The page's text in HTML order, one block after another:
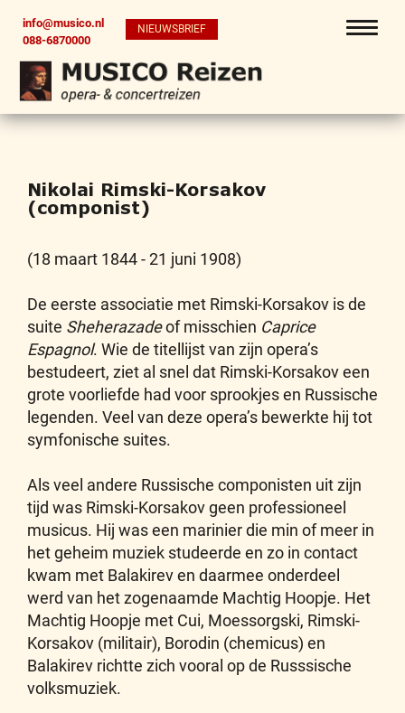
info@musico.nl
088-6870000
NIEUWSBRIEF
Nikolai Rimski-Korsakov
(componist)
(18 maart 1844 - 21 juni 1908)
De eerste associatie met Rimski-Korsakov is de
suite Sheherazadeof misschien Caprice
Espagnol. Wie de titellijst van zijn opera’s
bestudeert, ziet al snel dat Rimski-Korsakov een
grote voorliefde had voor sprookjes en Russische
legenden. Veel van deze opera’s bewerkte hij tot
symfonische suites.
Als veel andere Russische componisten uit zijn
tijd was Rimski-Korsakov geen professioneel
musicus. Hij was een marinier die min of meer in
het geheim muziek studeerde en zo in contact
kwam met Balakirev en daarmee onderdeel
werd van het zogenaamde Machtig Hoopje. Het
Machtig Hoopje met Cui, Moessorgski, Rimski-
Korsakov (militair), Borodin (chemicus) en
Balakirev richtte zich vooral op de Russsische
volksmuziek.